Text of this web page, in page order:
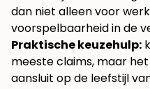
dan niet alleen voor
voorspelbaarheid in de
Praktische keuzehulp:
meeste claims, maar
aansluit op de leefstijl